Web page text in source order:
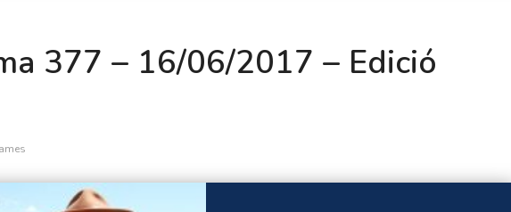
377 – 16/06/2017 – Edició